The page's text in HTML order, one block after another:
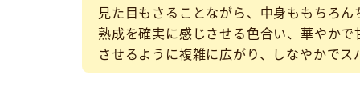
見た目もさることながら、中身ももちろ
熟成を確実に感じさせる色合い、華やか
させるように複雑に広がり、しなやかで